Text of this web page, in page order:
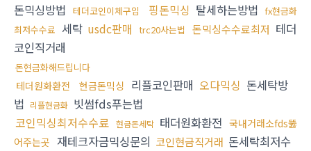
돈믹싱방법 테더코인이체구입 핑돈믹싱 탈세하는방법 fx현금화
최저수수료 세탁 usdc판매 trc20사는법 돈믹싱수수료최저 테더
코인직거래
돈현금화해드립니다
테더원화환전 현금돈믹싱 리플코인판매 오다믹싱 돈세탁방
법 리플현금화 빗썸fds푸는법
코인믹싱최저수수료 현금돈세탁 태더원화환전 국내거래소fds뚫
어주는곳 재테크자금믹싱문의 코인현금직거래 돈세탁최저수